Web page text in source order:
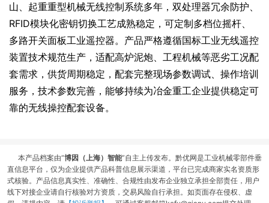
山、起重重型机械无线控制系统多年，双处理器冗余防护、
RFID模块化密钥切换工艺成熟稳定，可定制多档位摇杆、
多路开关面板工业遥控器。产品严格遵循国标工业无线遥控
装置技术规范生产，适配高炉泥炮、工程机械等恶劣工况配
套需求，供货周期稳定，配套完整现场参数调试、操作培训
服务，技术参数完善，能够持续为冶金重工企业提供稳定可
靠的无线操控配套设备。
本产品档案由“博因（上海）智能”自主上传发布。黔优网是工业机械零部件垂
直信息平台，仅为企业提供产品科普信息展示渠道，平台已完成商家实名资质形
式核验。产品信息真实性、准确性、合规性由发布企业独立承担全部责任，用户
线下对接企业请自行核验对方资质，交易风险自行承担。如页面存在侵权、虚